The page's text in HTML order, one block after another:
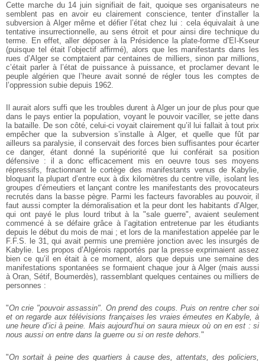
Cette marche du 14 juin signifiait de fait, quoique ses organisateurs ne
semblent pas en avoir eu clairement conscience, tenter d’installer la
subversion à Alger même et défier l’état chez lui : cela équivalait à une
tentative insurrectionnelle, au sens étroit et pour ainsi dire technique du
terme. En effet, aller déposer à la Présidence la plate-forme d’EI-Kseur
(puisque tel était l’objectif affirmé), alors que les manifestants dans les
rues d’Alger se comptaient par centaines de milliers, sinon par millions,
c’était parler à l’état de puissance à puissance, et proclamer devant le
peuple algérien que l’heure avait sonné de régler tous les comptes de
l’oppression subie depuis 1962.
Il aurait alors suffi que les troubles durent à Alger un jour de plus pour que
dans le pays entier la population, voyant le pouvoir vaciller, se jette dans
la bataille. De son côté, celui-ci voyait clairement qu’il lui fallait à tout prix
empêcher que la subversion s’installe à Alger, et quelle que fût par
ailleurs sa paralysie, il conservait des forces bien suffisantes pour écarter
ce danger, étant donné la supériorité que lui conférait sa position
défensive : il a donc efficacement mis en oeuvre tous ses moyens
répressifs, fractionnant le cortège des manifestants venus de Kabylie,
bloquant la plupart d’entre eux à dix kilomètres du centre ville, isolant les
groupes d’émeutiers et lançant contre les manifestants des provocateurs
recrutés dans la basse pègre. Parmi les facteurs favorables au pouvoir, il
faut aussi compter la démoralisation et la peur dont les habitants d’Alger,
qui ont payé le plus lourd tribut à la "sale guerre", avaient seulement
commencé à se défaire grâce à l’agitation entretenue par les étudiants
depuis le début du mois de mai ; et lors de la manifestation appelée par le
F.F.S. le 31, qui avait permis une première jonction avec les insurgés de
Kabylie. Les propos d’Algérois rapportés par la presse exprimaient assez
bien ce qu’il en était à ce moment, alors que depuis une semaine des
manifestations spontanées se formaient chaque jour à Alger (mais aussi
à Oran, Sétif, Boumerdès), rassemblant quelques centaines ou milliers de
personnes :
"On crie "pouvoir assassin". On prend des coups. Puis on rentre cher soi
et on regarde aux télévisions françaises les vraies émeutes en Kabyle, à
une heure d’ici à peine. Mais aujourd’hui on saura mieux où on en est : si
nous aussi on entre dans la guerre ou si on reste dehors."
"On sortait à peine des quartiers à cause des, attentats, des policiers,